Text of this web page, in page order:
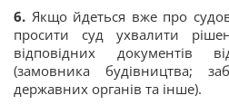
6. Якщо йдеться вже про
просити суд ухвалити
відповідних документів
(замовника будівництва;
державних органів та інше).